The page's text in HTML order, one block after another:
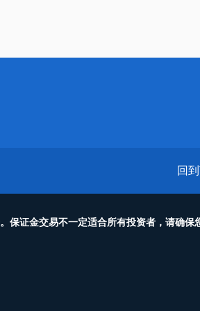
回
保证金交易不一定适合所有投资者，请确保